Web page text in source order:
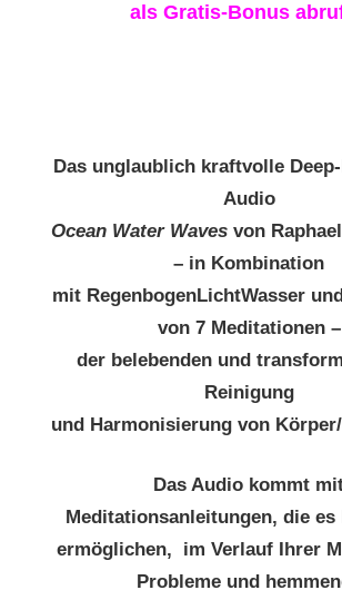
als Gratis-Bonus
Das unglaublich kraftvolle
Audio
Ocean Water Wavesvon
– in Kombination
mit RegenbogenLichtWasser
von 7 Meditationen –
der belebenden und
Reinigung
und Harmonisierung von
Das Audio kommt
Meditationsanleitungen, die es
ermöglichen,
im Verlauf Ihrer
Probleme und